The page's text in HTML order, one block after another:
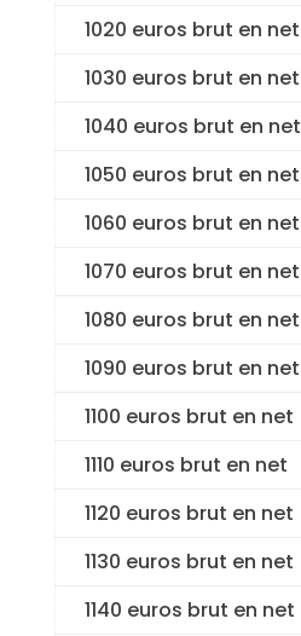
1020 euros brut en net
1030 euros brut en net
1040 euros brut en net
1050 euros brut en net
1060 euros brut en net
1070 euros brut en net
1080 euros brut en net
1090 euros brut en net
1100 euros brut en net
1110 euros brut en net
1120 euros brut en net
1130 euros brut en net
1140 euros brut en net